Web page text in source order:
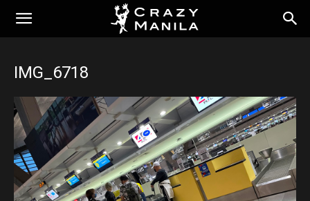
IMG_6718